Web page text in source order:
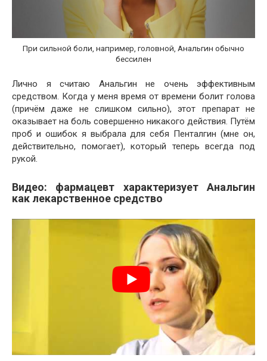
При сильной боли, например, головной, Анальгин обычно
бессилен
Лично я считаю Анальгин не очень эффективным
средством. Когда у меня время от времени болит голова
(причём даже не слишком сильно), этот препарат не
оказывает на боль совершенно никакого действия. Путём
проб и ошибок я выбрала для себя Пенталгин (мне он,
действительно, помогает), который теперь всегда под
рукой.
Видео: фармацевт характеризует Анальгин
как лекарственное средство